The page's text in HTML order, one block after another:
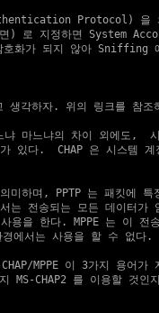
Protocol) 을
) 로 지정하면 System
화가 되지 않아 Sniffing
각하자. 위의 링크를 참조
마느냐의 차이 외에도,
있다.  CHAP 은 시스템 계
미하며, PPTP 는 패킷에 특
는 전송되는 모든 데이터가
용을 한다. MPPE 는 이 전
에서는 사용을 할 수 없다.
MPPE 이 3가지 용어가
MS-CHAP2 를 이용할 것인